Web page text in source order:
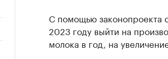
С помощью законопроекта
2023 году выйти на
молока в год, на